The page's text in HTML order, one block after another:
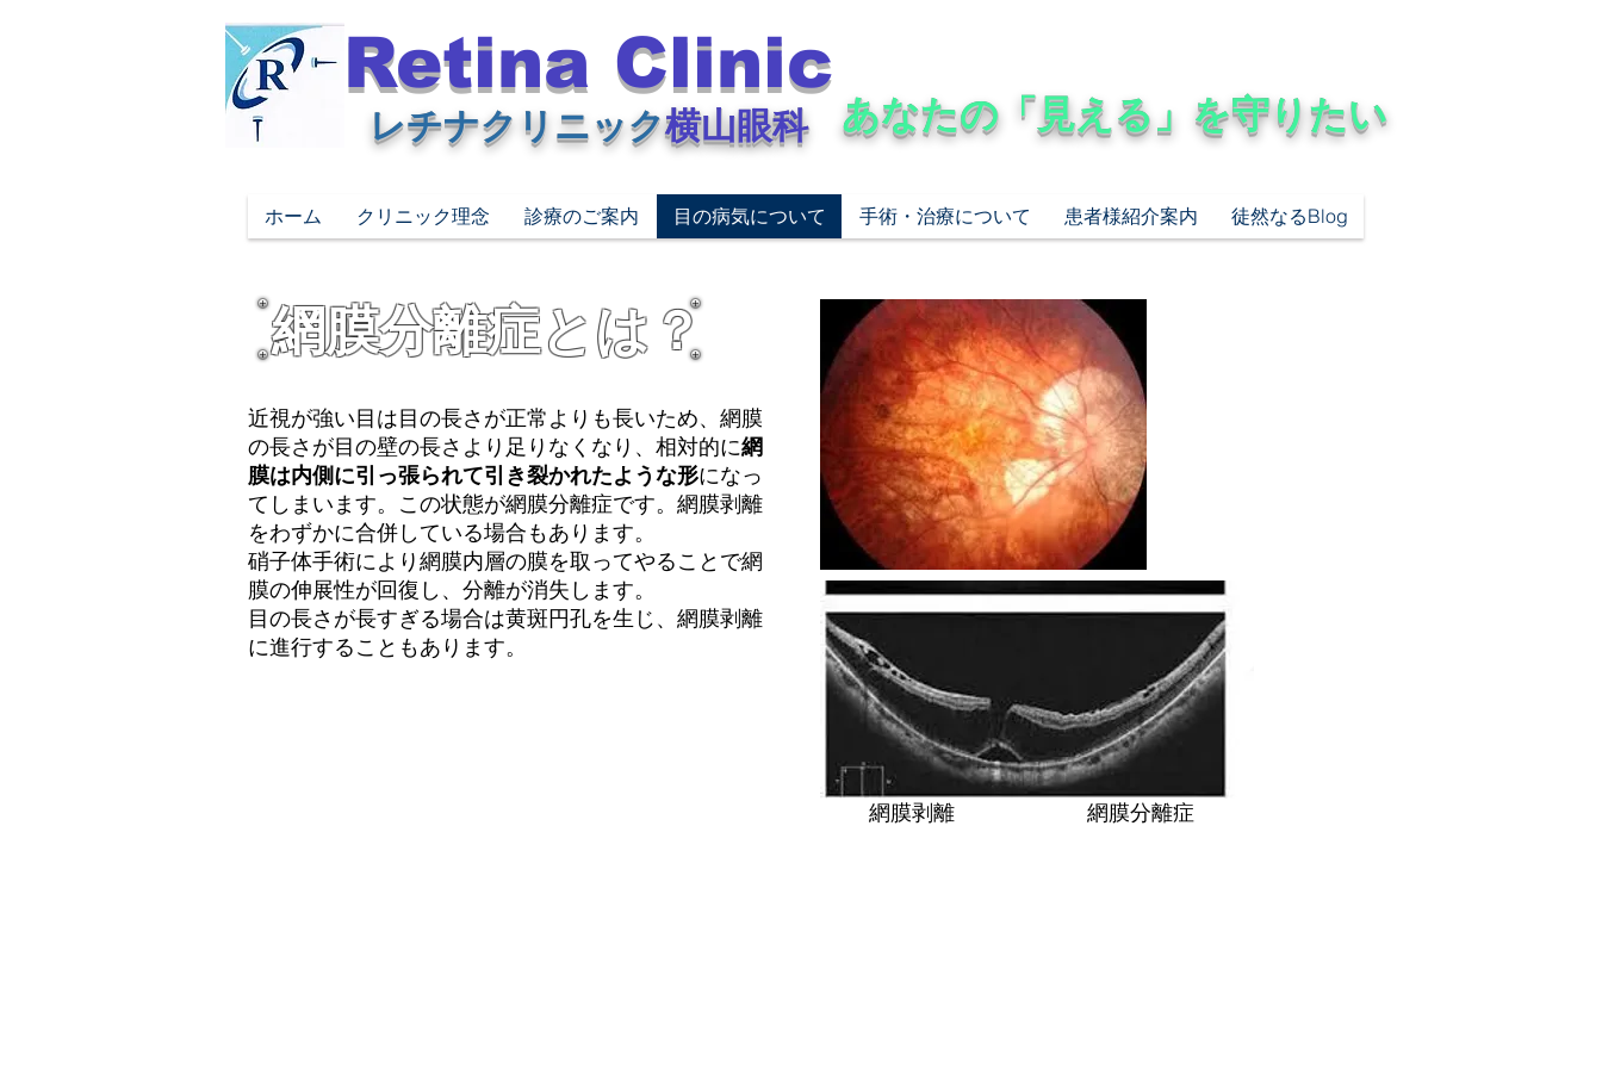
Retina Clinic
レチナクリニック横山眼科 ​あなたの「見える」を守りたい
ホーム クリニック理念 診療のご案内 目の病気について 手術・治療について 患者様紹介案内 徒然なるBlog
網膜分離症とは？
近視が強い目は目の長さが正常よりも長いため、網膜
の長さが目の壁の長さより足りなくなり、相対的に網
膜は内側に引っ張られて引き裂かれたような形になっ
てしまいます。この状態が網膜分離症です。網膜剥離
をわずかに合併している場合もあります。
硝子体手術により網膜内層の膜を取ってやることで網
膜の伸展性が回復し、分離が消失します。
目の長さが長すぎる場合は黄斑円孔を生じ、網膜剥離
に進行することもあります。
網膜剥離 網膜分離症